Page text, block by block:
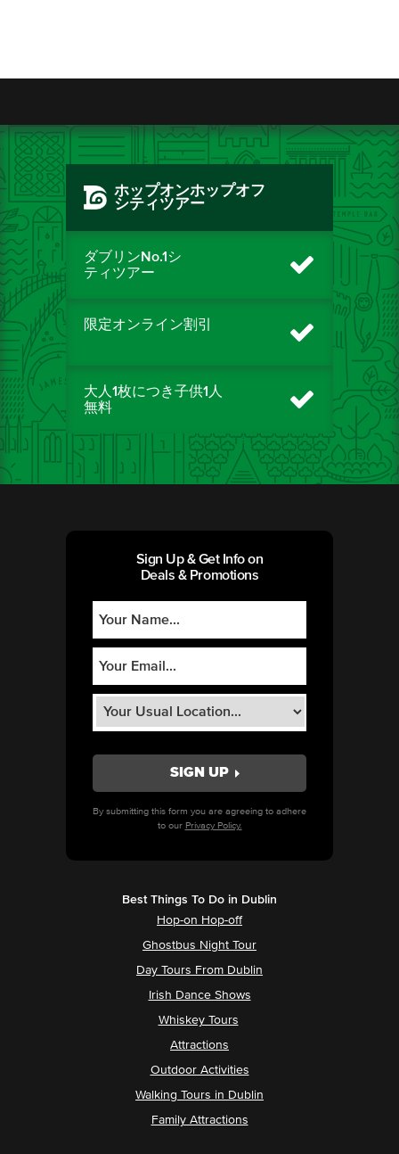
ホップオンホップオフ
シティツアー
ダブリンNo.1シ
ティツアー
限定オンライン割引
大人1枚につき子供1人
無料
Sign Up & Get Info on
Deals & Promotions
By submitting this form you are agreeing to adhere
to our Privacy Policy.
Best Things To Do in Dublin
Hop-on Hop-off
Ghostbus Night Tour
Day Tours From Dublin
Irish Dance Shows
Whiskey Tours
Attractions
Outdoor Activities
Walking Tours in Dublin
Family Attractions